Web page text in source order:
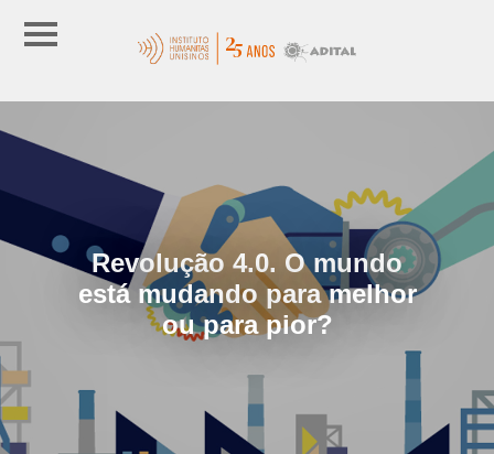
Revolução 4.0. O mundo
está mudando para melhor
ou para pior?